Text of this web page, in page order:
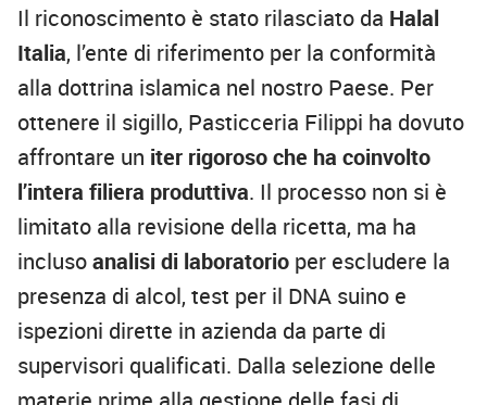
Il riconoscimento è stato rilasciato da Halal
Italia, l’ente di riferimento per la conformità
alla dottrina islamica nel nostro Paese. Per
ottenere il sigillo, Pasticceria Filippi ha dovuto
affrontare un iter rigorosoche ha coinvolto
l’intera filiera produttiva. Il processo non si è
limitato alla revisione della ricetta, ma ha
inclusoanalisi di laboratorio per escludere la
presenza di alcol, test per il DNA suino e
ispezioni dirette in azienda da parte di
supervisori qualificati. Dalla selezione delle